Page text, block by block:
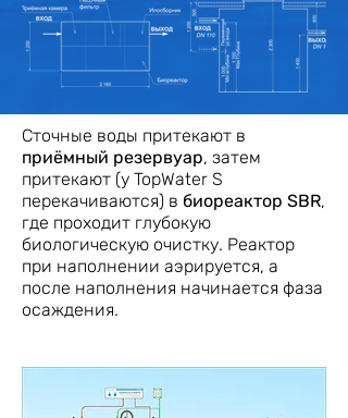
Сточные воды притекают в
приёмный резервуар, затем
притекают (у TopWater S
перекачиваются) в биореактор SBR,
где проходит глубокую
биологическую очистку. Реактор
при наполнении аэрируется, а
после наполнения начинается фаза
осаждения.